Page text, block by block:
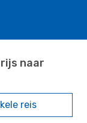
naar
reis